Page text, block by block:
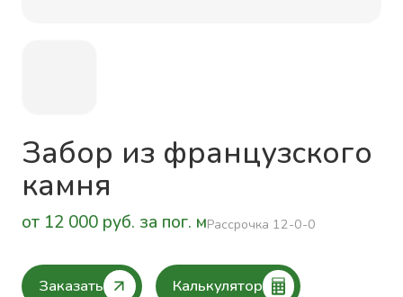
Забор из французского
камня
от 12 000 руб. за пог. мРассрочка 12-0-0
Заказать Калькулятор